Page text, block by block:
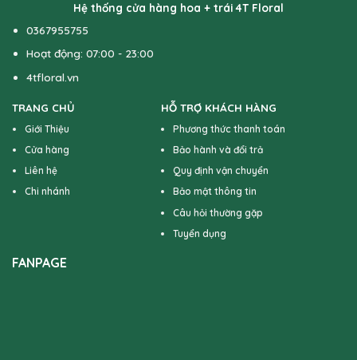
Hệ thống cửa hàng hoa + trái 4T Floral
0367955755
Hoạt động: 07:00 - 23:00
4tfloral.vn
TRANG CHỦ
Giới Thiệu
Cửa hàng
Liên hệ
Chi nhánh
HỖ TRỢ KHÁCH HÀNG
Phương thức thanh toán
Bảo hành và đổi trả
Quy định vận chuyển
Bảo mật thông tin
Câu hỏi thường gặp
Tuyển dụng
FANPAGE